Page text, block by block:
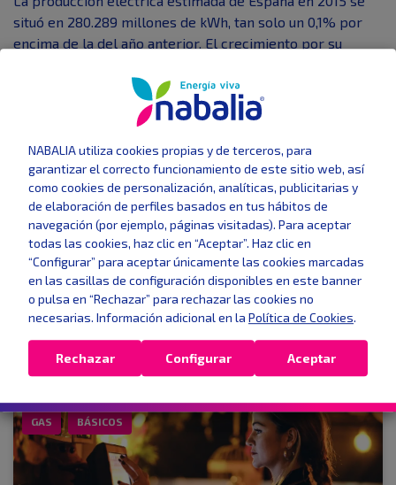
situó en 280.289 millones de kWh, tan solo un 0,1% por
encima de la del año anterior. El crecimiento por su
un 0,2% frente al año 2014. Por tecnologías, destacó el
incremento de la potencia hidroeléctrica en 883 MW.
En lo relativo a las inversiones, el presidente de UNESA
ha destacado el aumento de un 1,5% en activos eléctricos.
Recuerda, a su vez, que en 2015, se aprobaron normativas,
como la que establece los valores unitarios de
retribución de las actividades de distribución y
transporte y el real decreto que regula el suministro y la
producción de electricidad conautoconsumo.
Últimas noticias
GAS BÁSICOS
NABALIA utiliza cookies propias y de terceros, para
garantizar el correcto funcionamiento de este sitio web, así
como cookies de personalización, analíticas, publicitarias y
de elaboración de perfiles basados en tus hábitos de
navegación (por ejemplo, páginas visitadas). Para aceptar
todas las cookies, haz clic en “Aceptar”. Haz clic en
“Configurar” para aceptar únicamente las cookies marcadas
en las casillas de configuración disponibles en este banner
o pulsa en “Rechazar” para rechazar las cookies no
necesarias. Información adicional en la Política de Cookies.
Rechazar Configurar Aceptar